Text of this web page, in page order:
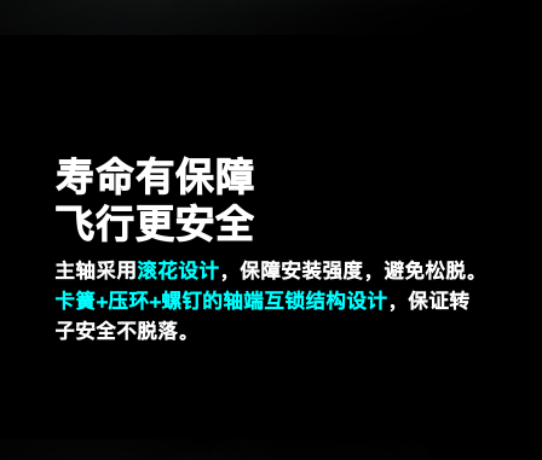
寿命有保障
飞行更安全
主轴采用滚花设计， 保障安装强度，避免松脱。
卡簧+压环+螺钉的轴端互锁结构设计， 保证转
子安全不脱落。